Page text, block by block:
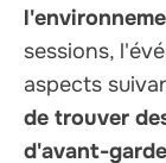
sessions,
aspects
de trouver
d'avant-garde